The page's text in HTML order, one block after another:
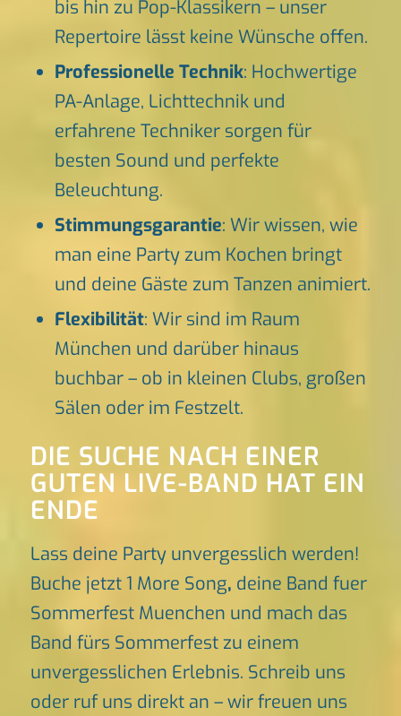
bis hin zu Pop-Klassikern – unser
Repertoire lässt keine Wünsche offen.
Professionelle Technik: Hochwertige
PA-Anlage, Lichttechnik und
erfahrene Techniker sorgen für
besten Sound und perfekte
Beleuchtung.
Stimmungsgarantie: Wir wissen, wie
man eine Party zum Kochen bringt
und deine Gäste zum Tanzen animiert.
Flexibilität: Wir sind im Raum
München und darüber hinaus
buchbar – ob in kleinen Clubs, großen
Sälen oder im Festzelt.
DIE SUCHE NACH EINER
GUTEN LIVE-BAND HAT EIN
ENDE
Lass deine Party unvergesslich werden!
Buche jetzt 1 More Song, deine Band fuer
Sommerfest Muenchen und mach das
Band fürs Sommerfest zu einem
unvergesslichen Erlebnis. Schreib uns
oder ruf uns direkt an – wir freuen uns